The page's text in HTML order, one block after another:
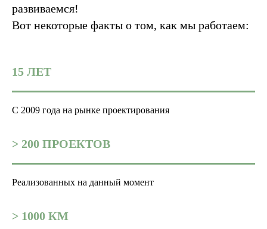
развиваемся!
Вот некоторые факты о том, как мы работаем:
15 ЛЕТ
С 2009 года на рынке проектирования
> 200 ПРОЕКТОВ
Реализованных на данный момент
> 1000 КМ